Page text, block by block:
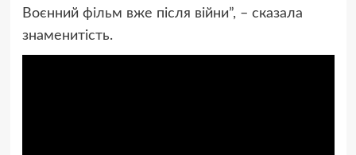
Воєнний фільм вже після війни”, – сказала
знаменитість.